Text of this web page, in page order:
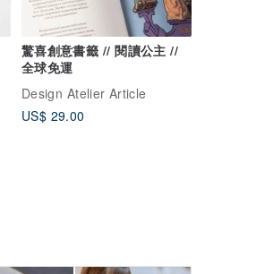
驚喜創意書籤 // 閱讀公主 //
全球免運
Design Atelier Article
US$ 29.00